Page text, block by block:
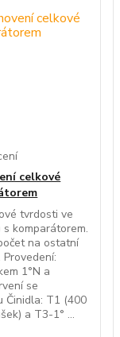
celkové
tvrdosti ve
s komparátorem.
na ostatní
1°N a
se
Činidla: T1 (400
a T3-1° ...